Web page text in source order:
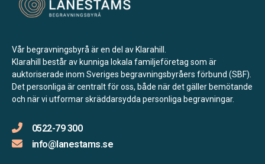
Vår begravningsbyrå är en del av Klarahill.
Klarahill består av kunniga lokala familjeföretag som är
auktoriserade inom Sveriges begravningsbyråers förbund (SBF).
Det personliga är centralt för oss, både när det gäller bemötande
och när vi utformar skräddarsydda personliga begravningar.
0522-79 300
info@lanestams.se